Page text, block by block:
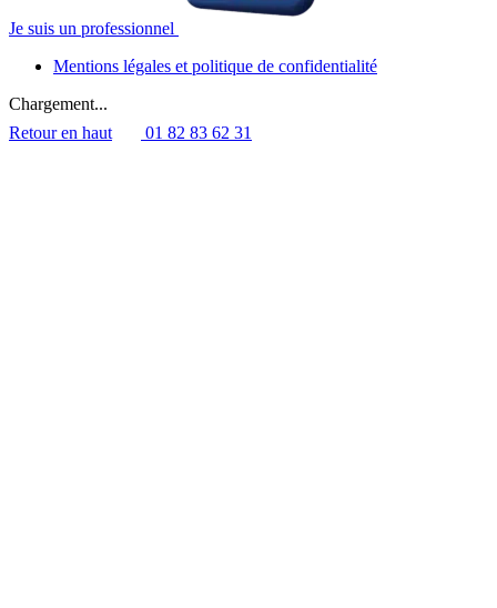
Je suis un professionnel
Mentions légales et politique de confidentialité
Chargement...
Retour en haut
01 82 83 62 31